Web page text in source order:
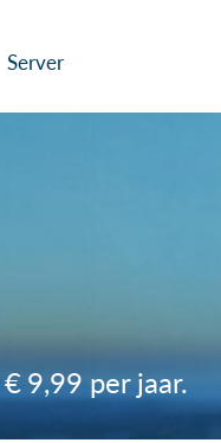
Server
€ 9,99 per jaar.